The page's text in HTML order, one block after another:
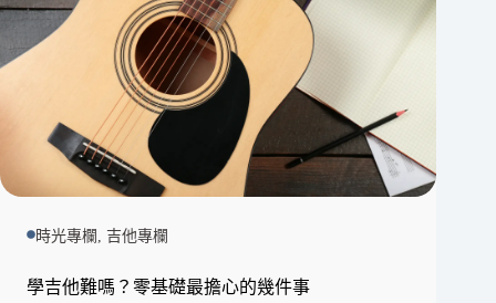
時光專欄, 吉他專欄
學吉他難嗎？零基礎最擔心的幾件事